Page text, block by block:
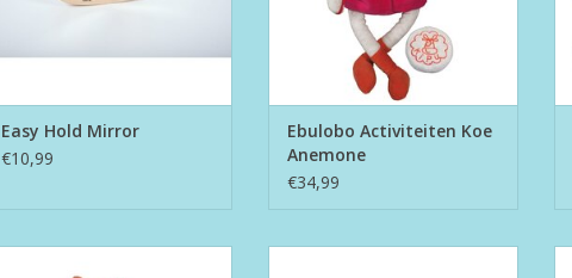
Easy Hold Mirror
€10,99
Ebulobo Activiteiten Koe
Anemone
€34,99